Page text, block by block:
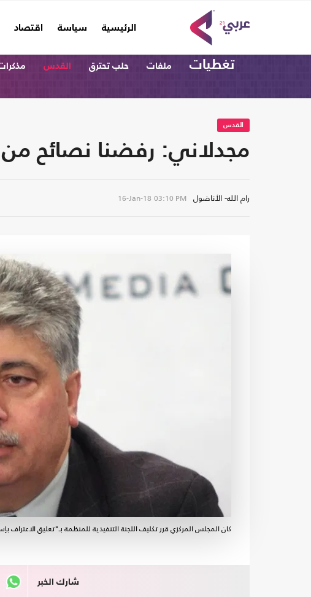
الرئيسية
(current) سياسة اقتصاد
تغطيات ملفات حلب تحترق القدس
القدس
مجدلاني: رفضنا نصائح من
رام الله- الأناضول 16-Jan-18 03:10 PM
كان المجلس المركزي قرر تكليف اللجنة التنفيذية للمنظمة بـ"تعليق الاعتراف
شارك الخبر